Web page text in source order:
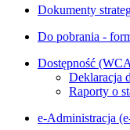
Dokumenty
Do pobrania -
Dostępność
Deklaracja
Raporty o
e-Administracja